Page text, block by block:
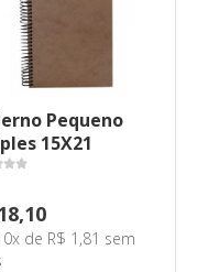
Pequeno
15X21
de R$ 1,81 sem